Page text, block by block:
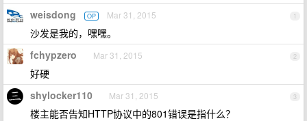
1
weisdong OP Mar 31, 2015
沙发是我的，嘿嘿。
2
fchypzero Mar 31, 2015
好硬
3
shylocker110 Mar 31, 2015
楼主能否告知HTTP协议中的801错误是指什么？